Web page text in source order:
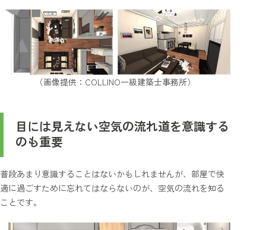
（画像提供：COLLINO一級建築士事務所）
目には見えない空気の流れ道を意識する
のも重要
普段あまり意識することはないかもしれませんが、部屋で快
適に過ごすために忘れてはならないのが、空気の流れを知る
ことです。